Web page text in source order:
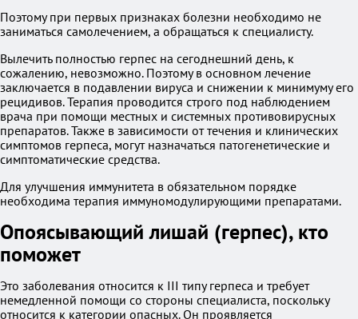
Поэтому при первых признаках болезни необходимо не
заниматься самолечением, а обращаться к специалисту.
Вылечить полностью герпес на сегоднешний день, к
сожалению, невозможно. Поэтому в основном лечение
заключается в подавлении вируса и снижении к минимуму его
рецидивов. Терапия проводится строго под наблюдением
врача при помощи местных и системных противовирусных
препаратов. Также в зависимости от течения и клинических
симптомов герпеса, могут назначаться патогенетические и
симптоматические средства.
Для улучшения иммунитета в обязательном порядке
необходима терапия иммуномодулирующими препаратами.
Опоясывающий лишай (герпес), кто
поможет
Это заболевания относится к ІІІ типу герпеса и требует
немедленной помощи со стороны специалиста, поскольку
относится к категории опасных. Он проявляется